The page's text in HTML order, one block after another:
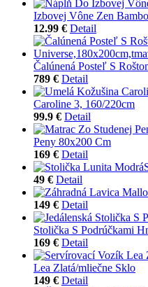
Izbovej Vône Zen
12.99 € Detail
Čalúnená Posteľ S
789 € Detail
Caroline 3, 160/220cm
99.9 € Detail
Peny 80x200 Cm
169 € Detail
49 € Detail
149 € Detail
Stolička S Podrúčkami
169 € Detail
Lea Zlatá/mliečne Sklo
149 € Detail